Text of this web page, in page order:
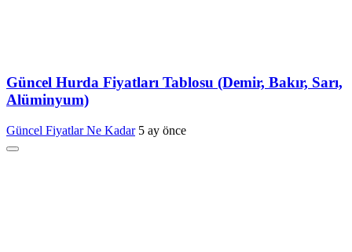
Güncel Hurda Fiyatları Tablosu (Demir, Bakır, Sarı,
Alüminyum)
Güncel Fiyatlar Ne Kadar 5 ay önce